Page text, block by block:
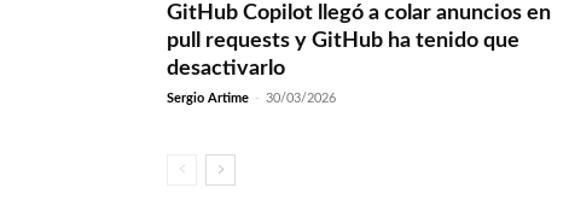
GitHub Copilot llegó a colar anuncios en
pull requests y GitHub ha tenido que
desactivarlo
Sergio Artime - 30/03/2026